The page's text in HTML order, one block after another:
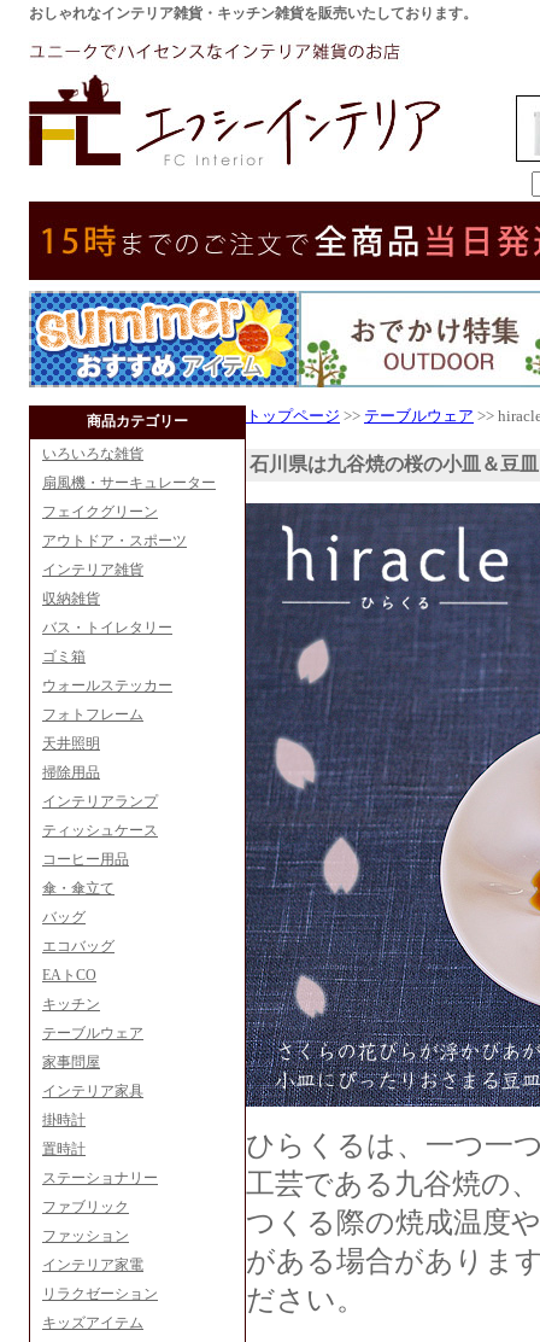
おしゃれなインテリア雑貨・キッチン雑貨を販売いたしております。
商品カテゴリー
いろいろな雑貨
扇風機・サーキュレーター
フェイクグリーン
アウトドア・スポーツ
インテリア雑貨
収納雑貨
バス・トイレタリー
ゴミ箱
ウォールステッカー
フォトフレーム
天井照明
掃除用品
インテリアランプ
ティッシュケース
コーヒー用品
傘・傘立て
バッグ
エコバッグ
EAトCO
キッチン
テーブルウェア
家事問屋
インテリア家具
掛時計
置時計
ステーショナリー
ファブリック
ファッション
インテリア家電
リラクゼーション
キッズアイテム
トップページ >> テーブルウェア >>
石川県は九谷焼の桜の小皿＆豆
ひらくるは、一つ一
工芸である九谷焼の
つくる際の焼成温度
がある場合がありま
ださい。